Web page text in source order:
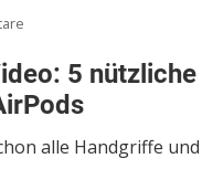
Video:
5
nützliche
für
5
alle Handgriffe und